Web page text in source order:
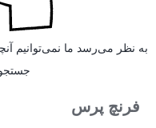
به نظر می‌رسد ما نمی‌توانیم
فرنچ پرس